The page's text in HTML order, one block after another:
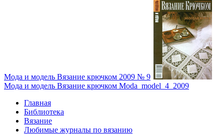
Мода и модель Вязание крючком 2009 № 9
Мода и модель Вязание крючком Moda_model_4_2009
Главная
Библиотека
Вязание
Любимые журналы по вязанию